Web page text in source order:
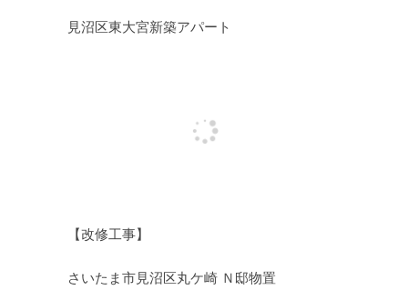
見沼区東大宮新築アパート
【改修工事】
さいたま市見沼区丸ケ崎 Ｎ邸物置